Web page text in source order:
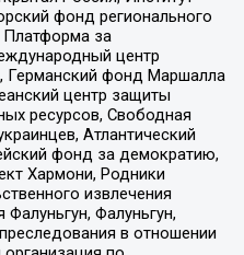
фонд регионального
Платформа за
центр
Германский фонд Маршалла
центр защиты
ресурсов, Свободная
Атлантический
фонд за демократию,
Хармони, Родники
извлечения
Фалуньгун,
в отношении